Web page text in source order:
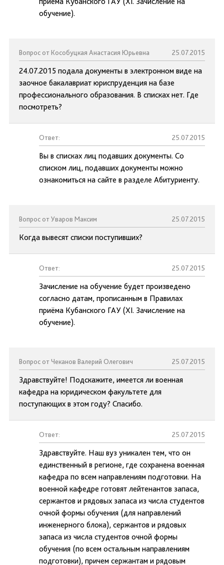
обучение).
Вопрос от Кособуцкая Анастасия Юрьевна 25.07.2015
24.07.2015 подала документы в электронном виде на
заочное бакалавриат юриспруденция на базе
профессионального образования. В списках нет. Где
посмотреть?
Ответ: 25.07.2015
Вы в списках лиц подавших документы. Со
списком лиц, подавших документы можно
ознакомиться на сайте в разделе Абитуриенту.
Вопрос от Уваров Максим 25.07.2015
Когда вывесят списки поступивших?
Ответ: 25.07.2015
Зачисление на обучение будет произведено
согласно датам, прописанным в Правилах
приёма Кубанского ГАУ (XI. Зачисление на
обучение).
Вопрос от Чеканов Валерий Олегович 25.07.2015
Здравствуйте! Подскажите, имеется ли военная
кафедра на юридическом факультете для
поступающих в этом году? Спасибо.
Ответ: 25.07.2015
Здравствуйте. Наш вуз уникален тем, что он
единственный в регионе, где сохранена военная
кафедра по всем направлениям подготовки. На
военной кафедре готовят лейтенантов запаса,
сержантов и рядовых запаса из числа студентов
очной формы обучения (для направлений
инженерного блока), сержантов и рядовых
запаса из числа студентов очной формы
обучения (по всем остальным направлениям
подготовки), причем сержантам и рядовым